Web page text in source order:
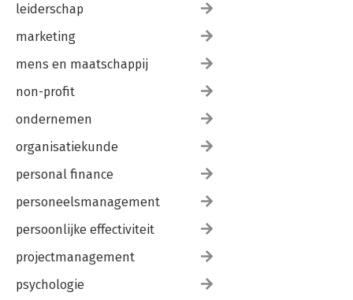
leiderschap
marketing
mens en maatschappij
non-profit
ondernemen
organisatiekunde
personal finance
personeelsmanagement
persoonlijke effectiviteit
projectmanagement
psychologie